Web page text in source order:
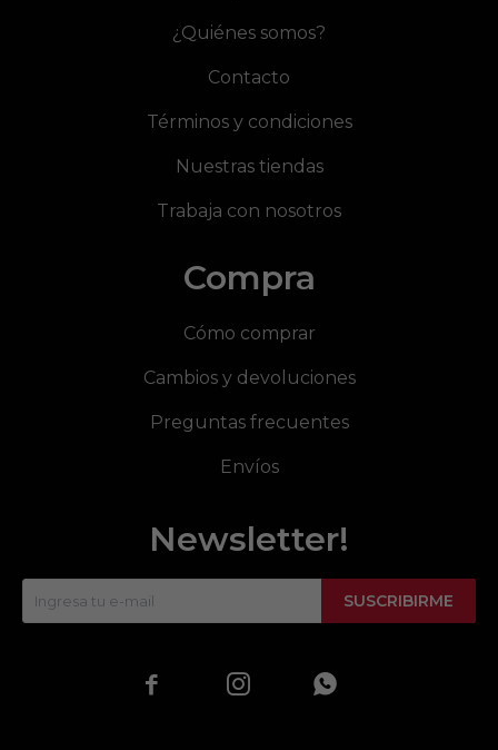
¿Quiénes somos?
Contacto
Términos y condiciones
Nuestras tiendas
Trabaja con nosotros
Compra
Cómo comprar
Cambios y devoluciones
Preguntas frecuentes
Envíos
Newsletter!
SUSCRIBIRME
  